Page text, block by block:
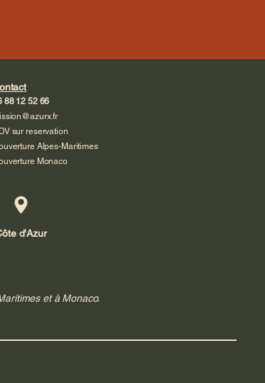
88 12 52 66
sur reservation
Alpes-Maritimes
Monaco
d'Azur
et à Monaco.